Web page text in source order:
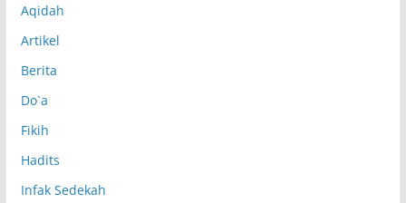
Aqidah
Artikel
Berita
Do`a
Fikih
Hadits
Infak Sedekah